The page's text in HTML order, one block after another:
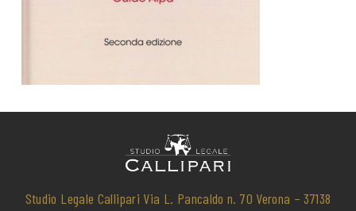
Studio Legale Callipari Via L. Pancaldo n. 70 Verona – 37138